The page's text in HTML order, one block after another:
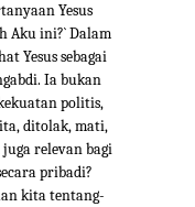
Yesus
Aku ini?` Dalam
Yesus sebagai
Ia bukan
politis,
ditolak, mati,
relevan bagi
pribadi?
kita tentang-